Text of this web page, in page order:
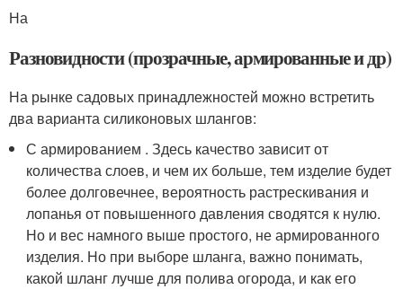
На
Разновидности (прозрачные, армированные и др)
На рынке садовых принадлежностей можно встретить
два варианта силиконовых шлангов:
С армированием . Здесь качество зависит от
количества слоев, и чем их больше, тем изделие будет
более долговечнее, вероятность растрескивания и
лопанья от повышенного давления сводятся к нулю.
Но и вес намного выше простого, не армированного
изделия. Но при выборе шланга, важно понимать,
какой шланг лучше для полива огорода, и как его